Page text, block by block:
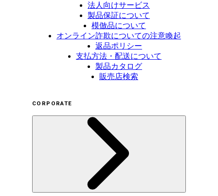
法人向けサービス
製品保証について
模倣品について
オンライン詐欺についての注意喚起
返品ポリシー
支払方法・配送について
製品カタログ
販売店検索
CORPORATE